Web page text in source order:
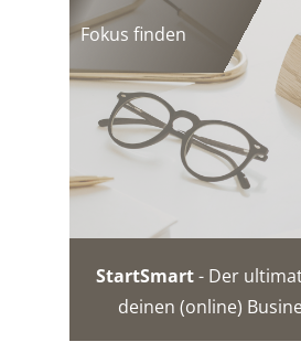
Fokus finden
StartSmart- Der
deinen (online)